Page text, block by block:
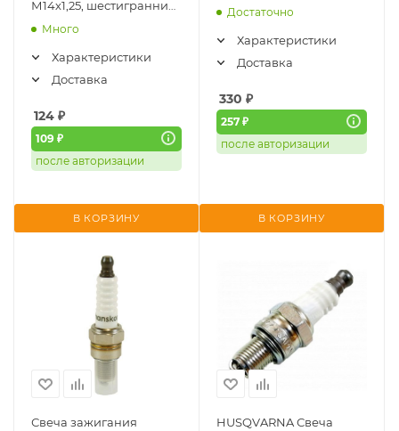
М14х1,25, шестигранник
(короткая) SP-L7T
Много
Характеристики
Доставка
124 ₽
109 ₽
после авторизации
В КОРЗИНУ
Достаточно
Характеристики
Доставка
330 ₽
257 ₽
после авторизации
В КОРЗИНУ
Свеча зажигания
HUSQVARNA Свеча